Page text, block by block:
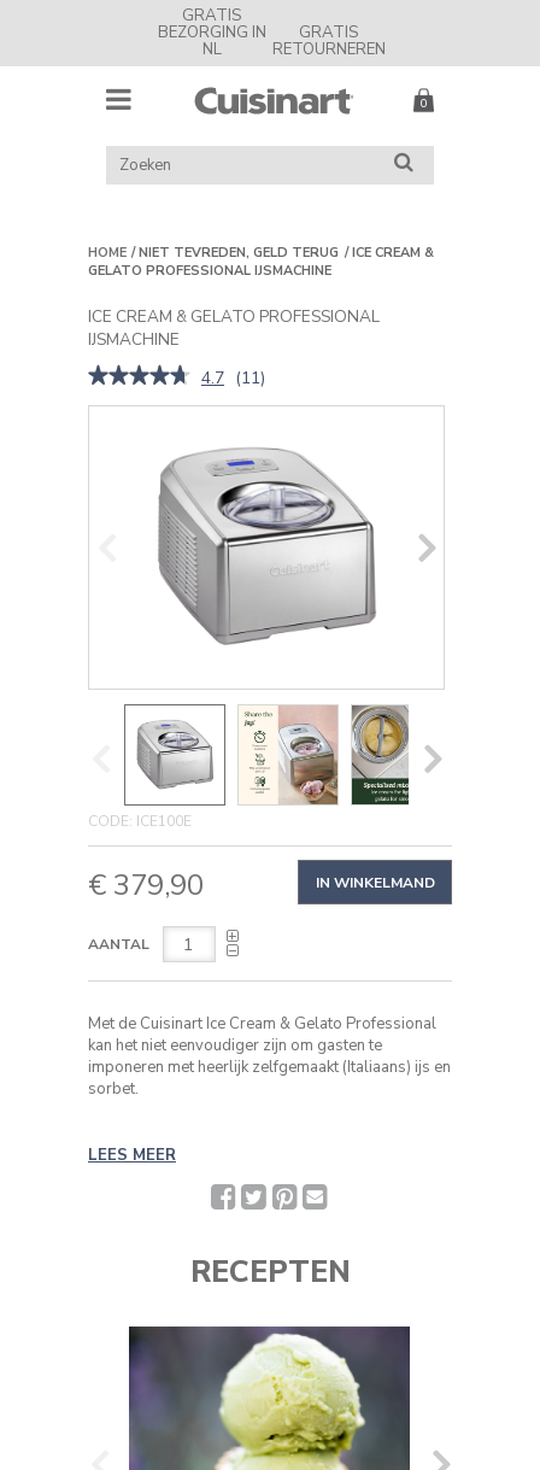
GRATIS
BEZORGING IN
NL
GRATIS
RETOURNEREN
MENU
Nederland
ZOEK
ZOEKEN
HOME NIET TEVREDEN, GELD TERUG
ICE CREAM &
GELATO PROFESSIONAL IJSMACHINE
ICE CREAM & GELATO PROFESSIONAL
IJSMACHINE
★★★★★
★★★★★
sterren.
Beoordelingen
lezen
Cream
Professional
4.7 (11)
DETAILS
https://www.cuisinart.nl/ice-
gelato-
professional-
ICE100E.html
CODE: ICE100E
TO
OPTIONS
PRODUCT
ACTIONS
€ 379,90
AANTAL
IN WINKELMAND
Met de Cuisinart Ice Cream & Gelato Professional
kan het niet eenvoudiger zijn om gasten te
imponeren met heerlijk zelfgemaakt (Italiaans) ijs en
sorbet.
LEES MEER
Facebook
TwitterPinterest
Deel
met
RECEPTEN